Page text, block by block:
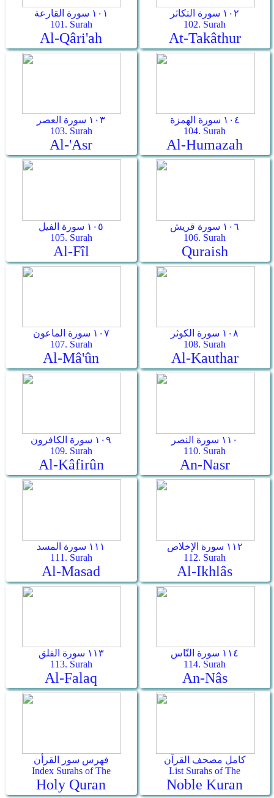
١٠١ سورة القارعة
101. Surah
Al-Qâri'ah
١٠٢ سورة التكاثر
102. Surah
At-Takâthur
١٠٣ سورة العصر
103. Surah
Al-'Asr
١٠٤ سورة الهمزة
104. Surah
Al-Humazah
١٠٥ سورة الفيل
105. Surah
Al-Fîl
١٠٦ سورة قريش
106. Surah
Quraish
١٠٧ سورة الماعون
107. Surah
Al-Mâ'ûn
١٠٨ سورة الكوثر
108. Surah
Al-Kauthar
١٠٩ سورة الكافرون
109. Surah
Al-Kâfirûn
١١٠ سورة النصر
110. Surah
An-Nasr
١١١ سورة المسد
111. Surah
Al-Masad
١١٢ سورة الإخلاص
112. Surah
Al-Ikhlâs
١١٣ سورة الفلق
113. Surah
Al-Falaq
١١٤ سورة النّاس
114. Surah
An-Nâs
فهرس سور القرأن
Index Surahs of The
Holy Quran
كامل مصحف القرآن
List Surahs of The
Noble Kuran